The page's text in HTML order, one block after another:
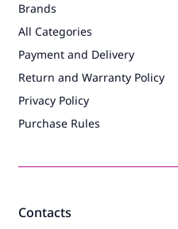
Contacts
Brands
All Categories
Payment and Delivery
Return and Warranty Policy
Privacy Policy
Purchase Rules